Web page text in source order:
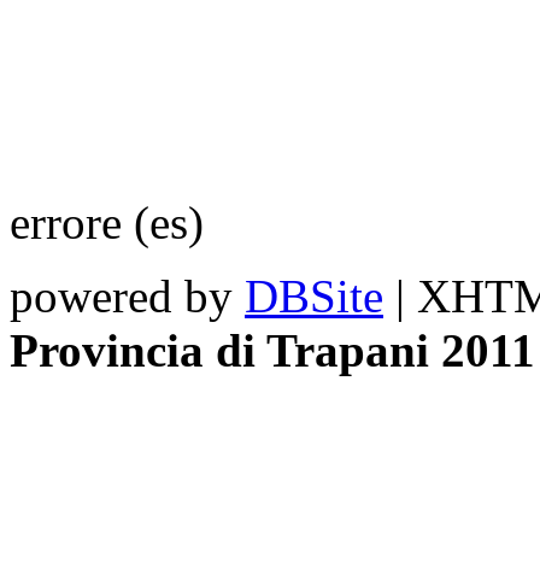
errore (es)
powered by DBSite |
Provincia di Trapani 2011